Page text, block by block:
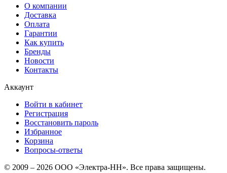
О компании
Доставка
Оплата
Гарантии
Как купить
Бренды
Новости
Контакты
Аккаунт
Войти в кабинет
Регистрация
Восстановить пароль
Избранное
Корзина
Вопросы-ответы
© 2009 – 2026 ООО «Электра-НН». Все права защищены.